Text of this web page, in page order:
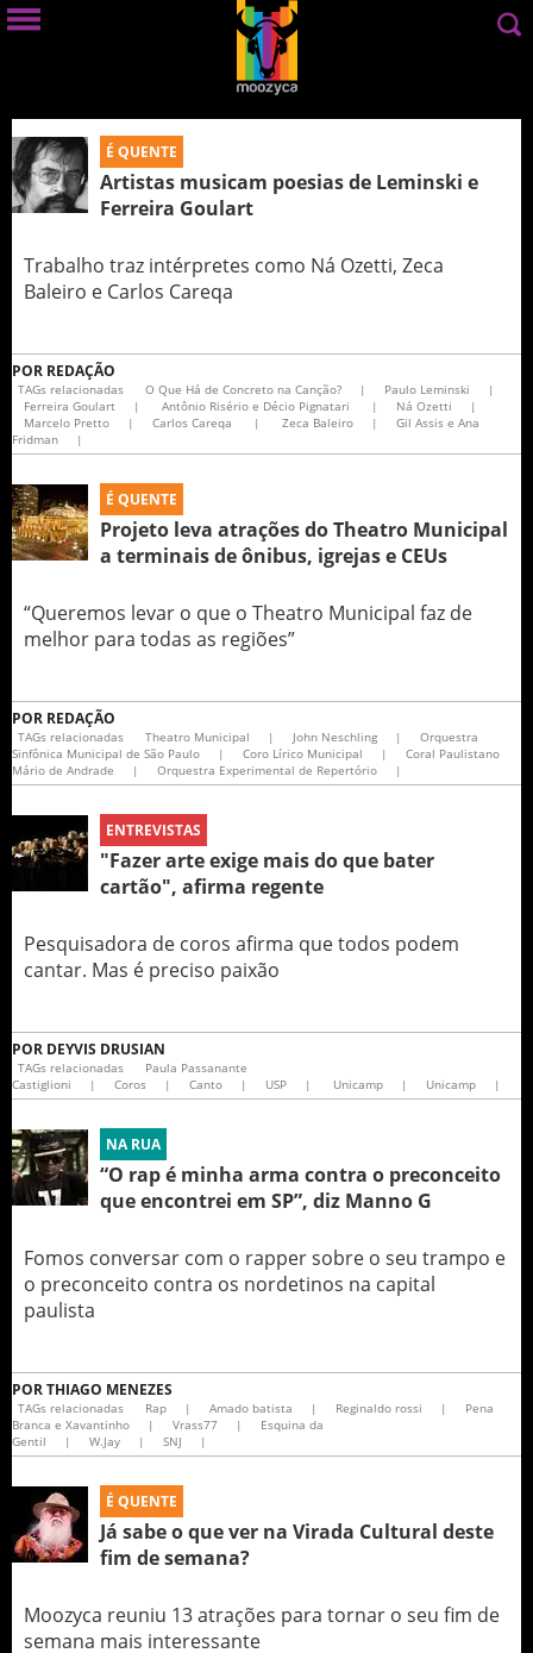
É QUENTE
Artistas musicam poesias de Leminski e
Ferreira Goulart
Trabalho traz intérpretes como Ná Ozetti, Zeca
Baleiro e Carlos Careqa
POR REDAÇÃO
TAGs relacionadas O Que Há de Concreto na Canção? | Paulo Leminski
|
Ferreira Goulart
| Antônio Risério e Décio Pignatari | Ná Ozetti
|
Marcelo Pretto
| Carlos Careqa | Zeca Baleiro |
Gil Assis e Ana
Fridman
|
É QUENTE
Projeto leva atrações do Theatro Municipal
a terminais de ônibus, igrejas e CEUs
“Queremos levar o que o Theatro Municipal faz de
melhor para todas as regiões”
POR REDAÇÃO
TAGs relacionadas Theatro Municipal | John Neschling |
Orquestra
Sinfônica Municipal de São Paulo
| Coro Lírico Municipal |
Coral Paulistano
Mário de Andrade
| Orquestra Experimental de Repertório |
ENTREVISTAS
"Fazer arte exige mais do que bater
cartão", afirma regente
Pesquisadora de coros afirma que todos podem
cantar. Mas é preciso paixão
POR DEYVIS DRUSIAN
TAGs relacionadas
Paula Passanante
Castiglioni
| Coros | Canto | USP | Unicamp | Unicamp |
NA RUA
“O rap é minha arma contra o preconceito
que encontrei em SP”, diz Manno G
Fomos conversar com o rapper sobre o seu trampo e
o preconceito contra os nordetinos na capital
paulista
PORTHIAGO MENEZES
TAGs relacionadas Rap | Amado batista | Reginaldo rossi |
Pena
Branca e Xavantinho
| Vrass77 |
Esquina da
Gentil
| W.Jay | SNJ |
É QUENTE
Já sabe o que ver na Virada Cultural deste
fim de semana?
Moozyca reuniu 13 atrações para tornar o seu fim de
semana mais interessante